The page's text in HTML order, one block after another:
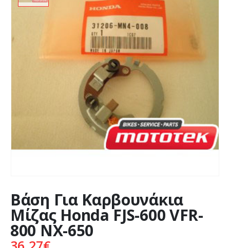
Βάση Για Καρβουνάκια
Μίζας Honda FJS-600 VFR-
800 NX-650